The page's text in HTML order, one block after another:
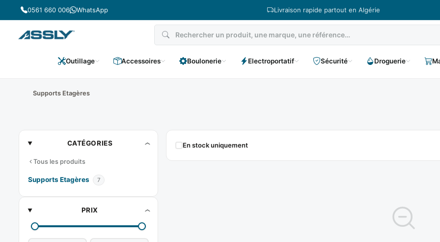
Passer
au
contenu
0561 660 006 WhatsApp Livraison rapide partout en Algérie
Outillage Accessoires Boulonerie Electroportatif Sécurité Droguerie
Supports Etagères
Supports
Etagères
CATÉGORIES
Tous les produits
Supports Etagères 7
PRIX
En stock uniquement